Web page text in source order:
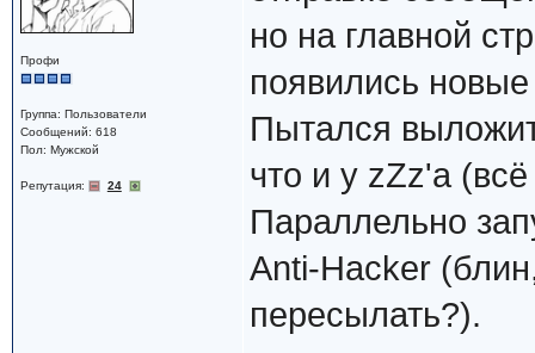
Профи
Группа: Пользователи
Сообщений: 618
Пол: Мужской
Репутация: 24
но на главной
появились
Пытался
что и у zZz'а
Параллельно
Anti-Hacker
пересылать?).